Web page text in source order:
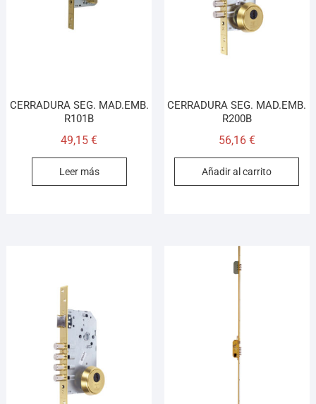
CERRADURA SEG. MAD.EMB.
R101B
49,15€
Leer más
CERRADURA SEG. MAD.EMB.
R200B
56,16 €
Añadir al carrito